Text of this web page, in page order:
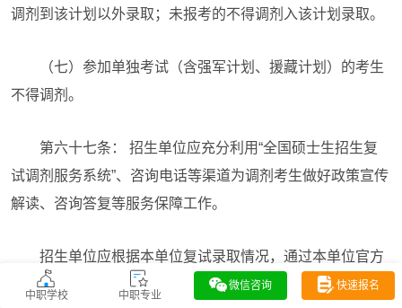
调剂到该计划以外录取；未报考的不得调剂入该计划录取。
（七）参加单独考试（含强军计划、援藏计划）的考生
不得调剂。
第六十七条： 招生单位应充分利用“全国硕士生招生复
试调剂服务系统”、咨询电话等渠道为调剂考生做好政策宣传
解读、咨询答复等服务保障工作。
招生单位应根据本单位复试录取情况，通过本单位官方
网站和“全国硕士生招生复试调剂服务系统”及时、准确发布
中职学校 中职专业
微信咨询 快速报名